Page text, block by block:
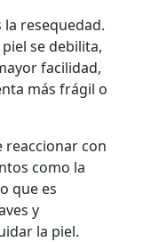
resequedad.
se debilita,
facilidad,
más frágil o
reaccionar con
como la
que es
y
la piel.